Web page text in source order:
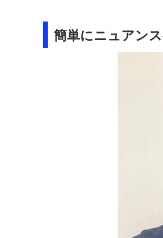
簡単にニュアン